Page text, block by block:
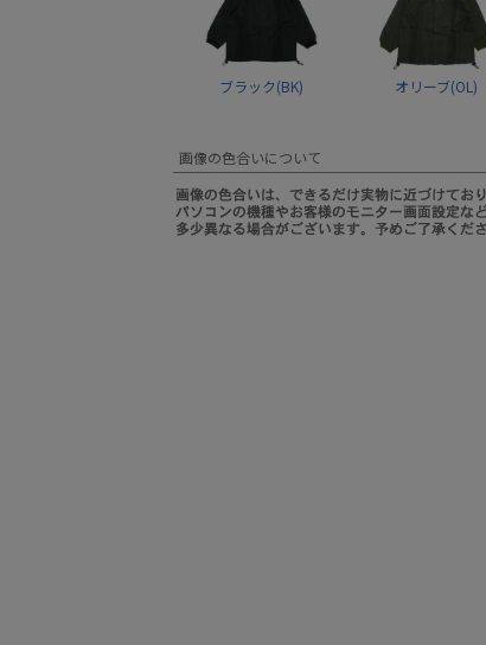
ブラック(BK) オリーブ(OL)
画像の色合いについて